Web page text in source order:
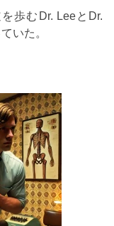
歩むDr. LeeとDr.
いた。